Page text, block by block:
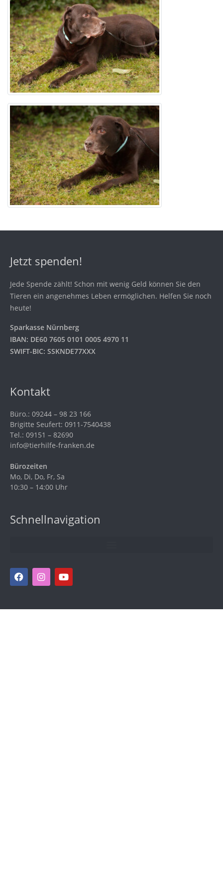
Jetzt spenden!
Jede Spende zählt! Schon mit wenig Geld können Sie den
Tieren ein angenehmes Leben ermöglichen. Helfen Sie noch
heute!
Sparkasse Nürnberg
IBAN: DE60 7605 0101 0005 4970 11
SWIFT-BIC: SSKNDE77XXX
Kontakt
Büro.: 09244 – 98 23 166
Brigitte Seufert: 0911-7540438
Tel.: 09151 – 82690
info@tierhilfe-franken.de
Bürozeiten
Mo, Di, Do, Fr, Sa
10:30 – 14:00 Uhr
Schnellnavigation